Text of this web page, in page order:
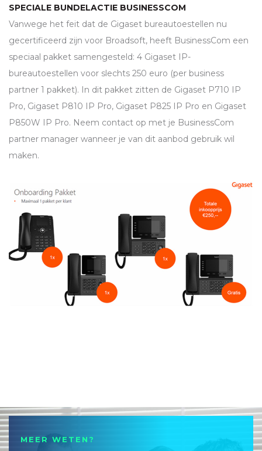
SPECIALE BUNDELACTIE BUSINESSCOM
Vanwege het feit dat de Gigaset bureautoestellen nu
gecertificeerd zijn voor Broadsoft, heeft BusinessCom een
speciaal pakket samengesteld: 4 Gigaset IP-
bureautoestellen voor slechts 250 euro (per business
partner 1 pakket). In dit pakket zitten de Gigaset P710 IP
Pro, Gigaset P810 IP Pro, Gigaset P825 IP Pro en Gigaset
P850W IP Pro. Neem contact op met je BusinessCom
partner manager wanneer je van dit aanbod gebruik wil
maken.
MEER WETEN?